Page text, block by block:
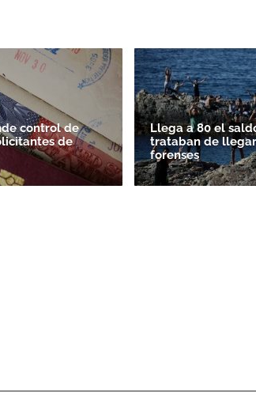
control de
de
Llega a 80 el
trataban de
forenses